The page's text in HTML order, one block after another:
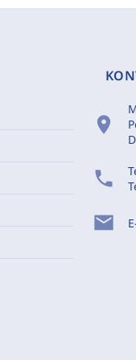
location_on
phone
mail